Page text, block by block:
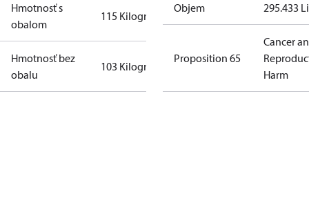
Hmotnosť s
obalom
115 Kilogram
Hmotnosť bez
obalu
103 Kilogram
Objem 295.433
Proposition 65
Cancer
Harm